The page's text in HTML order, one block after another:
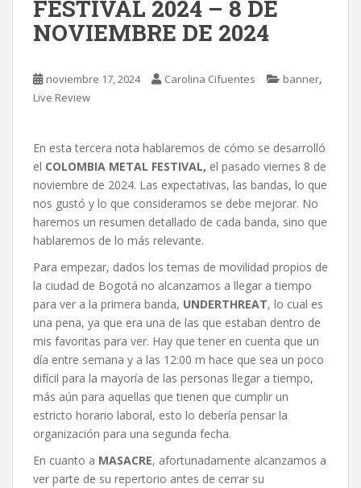
FESTIVAL 2024 – 8 DE
NOVIEMBRE DE 2024
noviembre 17, 2024 Carolina Cifuentes banner,
Live Review
En esta tercera nota hablaremos de cómo se desarrolló
el COLOMBIA METAL FESTIVAL, el pasado viernes 8 de
noviembre de 2024. Las expectativas, las bandas, lo que
nos gustó y lo que consideramos se debe mejorar. No
haremos un resumen detallado de cada banda, sino que
hablaremos de lo más relevante.
Para empezar, dados los temas de movilidad propios de
la ciudad de Bogotá no alcanzamos a llegar a tiempo
para ver a la primera banda, UNDERTHREAT, lo cual es
una pena, ya que era una de las que estaban dentro de
mis favoritas para ver. Hay que tener en cuenta que un
día entre semana y a las 12:00 m hace que sea un poco
difícil para la mayoría de las personas llegar a tiempo,
más aún para aquellas que tienen que cumplir un
estricto horario laboral, esto lo debería pensar la
organización para una segunda fecha.
En cuanto a MASACRE, afortunadamente alcanzamos a
ver parte de su repertorio antes de cerrar su